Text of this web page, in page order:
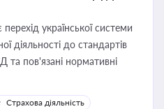
української системи
діяльності до стандартів
та пов'язані нормативні
Страхова діяльність